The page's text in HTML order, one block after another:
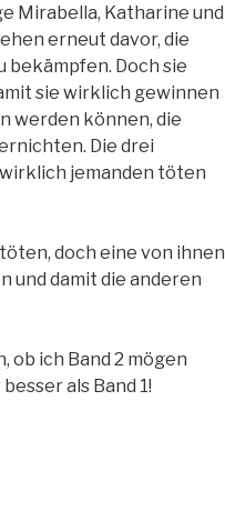
Mirabella, Katharine und
erneut davor, die
bekämpfen. Doch sie
sie wirklich gewinnen
werden können, die
Die drei
jemanden töten
doch eine von ihnen
und damit die anderen
ob ich Band 2 mögen
als Band 1!